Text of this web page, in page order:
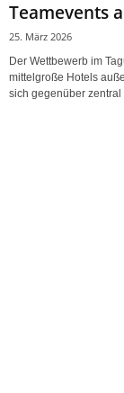
Teamevents
25. März 2026
Der Wettbewerb im
mittelgroße Hotels
sich gegenüber